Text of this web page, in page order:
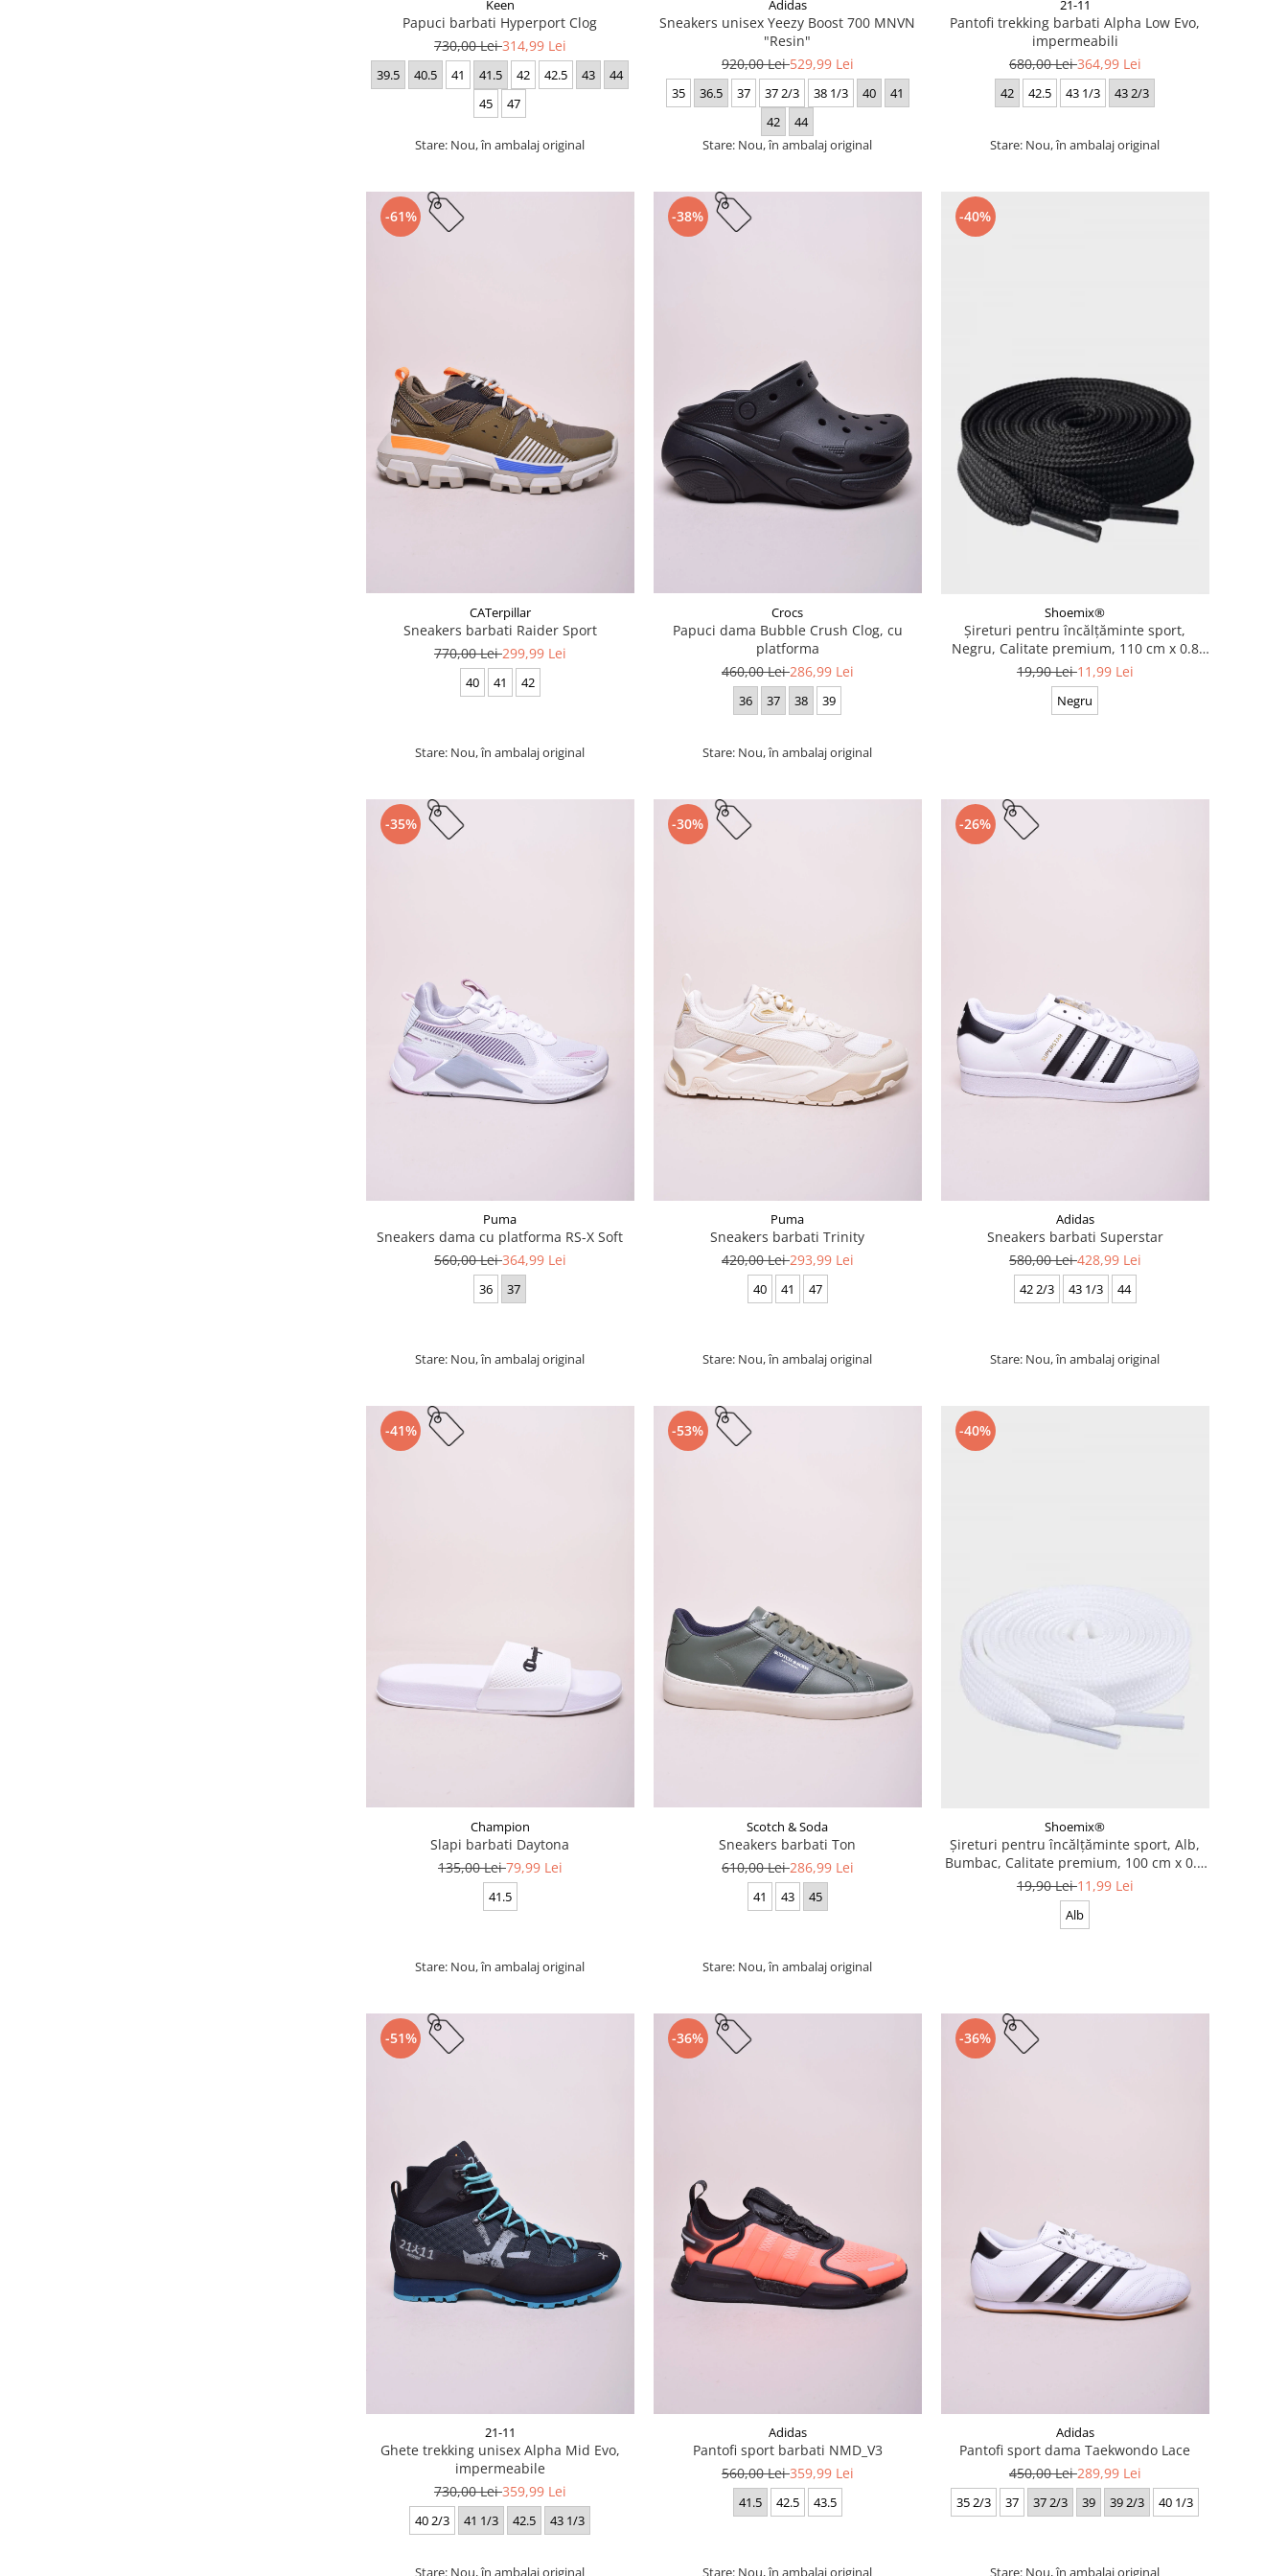
Keen
Papuci barbati Hyperport Clog
730,00 Lei314,99 Lei
39.5 40.5 41 41.5 42 42.5 43
44
45
47
Stare: Nou, în ambalaj original
Adidas
Sneakers unisex Yeezy Boost 700 MNVN
"Resin"
920,00 Lei529,99 Lei
35 36.5 37 37 2/3 38 1/3 40
41
42
44
Stare: Nou, în ambalaj original
21-11
Pantofi trekking barbati Alpha Low Evo,
impermeabili
680,00 Lei364,99 Lei
42 42.5 43 1/3 43 2/3
Stare: Nou, în ambalaj original
-61%
CATerpillar
Sneakers barbati Raider Sport
770,00 Lei299,99 Lei
40 41 42
Stare: Nou, în ambalaj original
-38%
Crocs
Papuci dama Bubble Crush Clog, cu
platforma
460,00 Lei286,99 Lei
36 37 38 39
Stare: Nou, în ambalaj original
-40%
Shoemix®
Șireturi pentru încălțăminte sport,
Negru, Calitate premium, 110 cm x 0.8
cm
19,90 Lei11,99 Lei
Negru
-35%
Puma
Sneakers dama cu platforma RS-X Soft
560,00 Lei364,99 Lei
36 37
Stare: Nou, în ambalaj original
-30%
Puma
Sneakers barbati Trinity
420,00 Lei293,99 Lei
40 41 47
Stare: Nou, în ambalaj original
-26%
Adidas
Sneakers barbati Superstar
580,00 Lei428,99 Lei
42 2/3 43 1/3 44
Stare: Nou, în ambalaj original
-41%
Champion
Slapi barbati Daytona
135,00 Lei79,99 Lei
41.5
Stare: Nou, în ambalaj original
-53%
Scotch & Soda
Sneakers barbati Ton
610,00 Lei286,99 Lei
41 43 45
Stare: Nou, în ambalaj original
-40%
Shoemix®
Șireturi pentru încălțăminte sport, Alb,
Bumbac, Calitate premium, 100 cm x 0.8
cm
19,90 Lei11,99 Lei
Alb
-51%
21-11
Ghete trekking unisex Alpha Mid Evo,
impermeabile
730,00 Lei359,99 Lei
40 2/3 41 1/3 42.5 43 1/3
-36%
Adidas
Pantofi sport barbati NMD_V3
560,00 Lei359,99 Lei
41.5 42.5 43.5
-36%
Adidas
Pantofi sport dama Taekwondo Lace
450,00 Lei289,99 Lei
35 2/3 37 37 2/3 39 39 2/3 40 1/3